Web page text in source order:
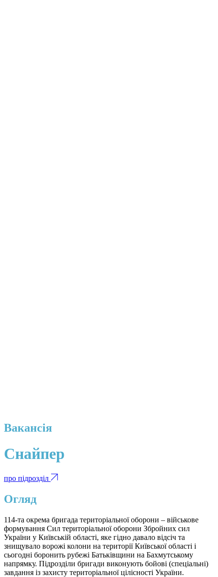
Вакансія
Снайпер
про підрозділ
Огляд
114-та окрема бригада територіальної оборони – військове
формування Сил територіальної оборони Збройних сил
України у Київській області, яке гідно давало відсіч та
знищувало ворожі колони на території Київської області і
сьогодні боронить рубежі Батьківщини на Бахмутському
напрямку. Підрозділи бригади виконують бойові (спеціальні)
завдання із захисту територіальної цілісності України.